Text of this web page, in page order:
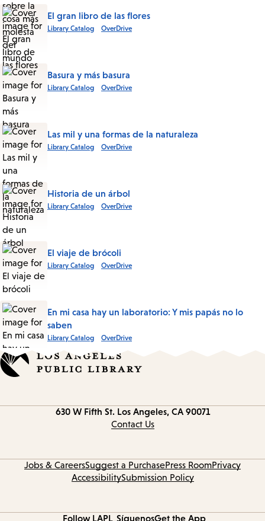
El gran libro de las flores
Library Catalog OverDrive
Basura y más basura
Library Catalog OverDrive
Las mil y una formas de la naturaleza
Library Catalog OverDrive
Historia de un árbol
Library Catalog OverDrive
El viaje de brócoli
Library Catalog OverDrive
En mi casa hay un laboratorio: Y mis papás no lo
saben
Library Catalog OverDrive
630 W Fifth St. Los Angeles, CA 90071
Contact Us
Jobs & CareersSuggest a PurchasePress RoomPrivacy
AccessibilitySubmission Policy
Follow LAPL SíguenosGet the App